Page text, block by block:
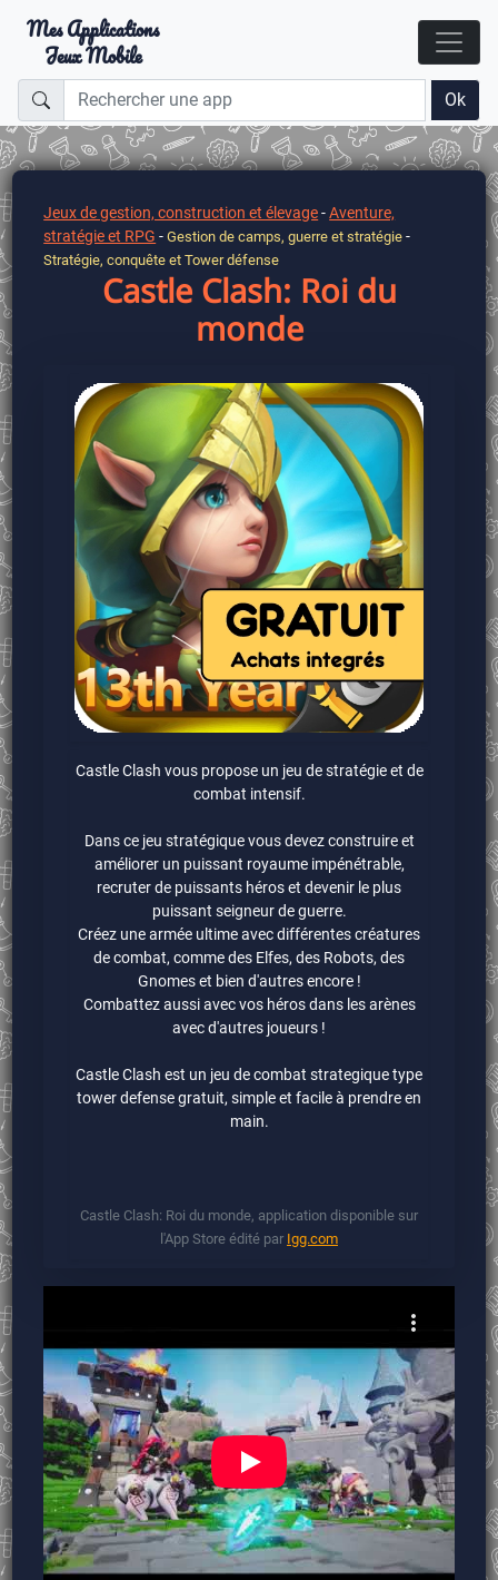
Mes Applications
Jeux Mobile
Ok
Jeux de gestion, construction et élevage-Aventure,
stratégie et RPG -Gestion de camps, guerre et stratégie -
Stratégie, conquête et Tower défense
Castle Clash: Roi du
monde
Castle Clash vous propose un jeu de stratégie et de
combat intensif.
Dans ce jeu stratégique vous devez construire et
améliorer un puissant royaume impénétrable,
recruter de puissants héros et devenir le plus
puissant seigneur de guerre.
Créez une armée ultime avec différentes créatures
de combat, comme des Elfes, des Robots, des
Gnomes et bien d'autres encore !
Combattez aussi avec vos héros dans les arènes
avec d'autres joueurs !
Castle Clash est un jeu de combat strategique type
tower defense gratuit, simple et facile à prendre en
main.
Castle Clash: Roi du monde, application disponible sur
l'App Store édité par Igg.com